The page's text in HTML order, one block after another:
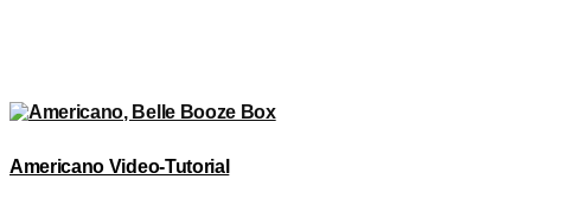
Americano Video-Tutorial